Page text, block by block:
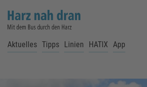
Aktuelles Tipps Linien HATIX App